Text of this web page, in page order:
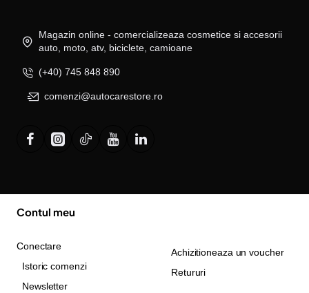
Magazin online - comercializeaza cosmetice si accesorii
auto, moto, atv, biciclete, camioane
(+40) 745 848 890
comenzi@autocarestore.ro
Contul meu
Conectare
Istoric comenzi
Newsletter
Achizitioneaza un voucher
Retururi